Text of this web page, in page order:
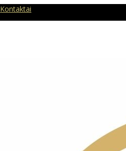
Kontaktai